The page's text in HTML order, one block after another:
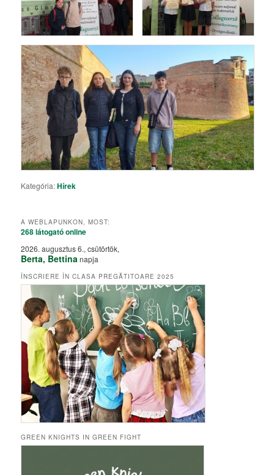
Kategória:Hírek
A WEBLAPUNKON, MOST:
268 látogatóonline
2026. augusztus 6., csütörtök,
Berta, Bettinanapja
ÎNSCRIERE ÎN CLASA PREGĂTITOARE 2025
GREEN KNIGHTS IN GREEN FIGHT